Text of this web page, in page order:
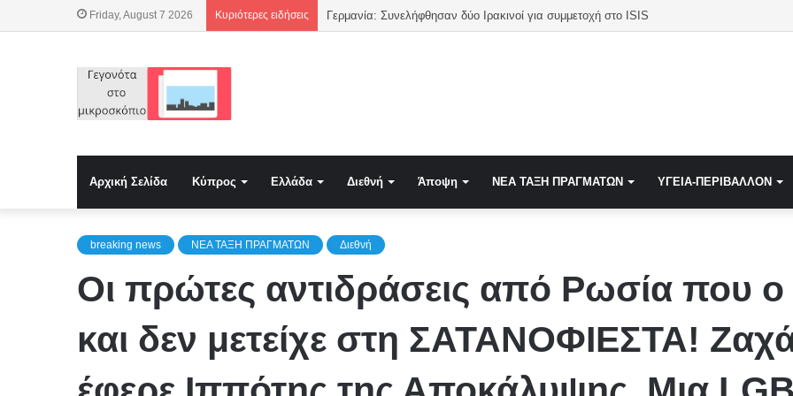
Friday, August 7 2026 Κυριότερες ειδήσεις Γερμανία: Συνελήφθησαν δύο Ιρακινοί για συμμετοχή στο ISIS
Αρχική Σελίδα Κύπρος Ελλάδα Διεθνή Άποψη NEA TAΞΗ ΠΡΑΓΜΑΤΩΝ ΥΓΕΙΑ-ΠΕΡΙΒΑΛΛΟΝ
breaking news NEA TAΞΗ ΠΡΑΓΜΑΤΩΝ Διεθνή
Οι πρώτες αντιδράσεις από Ρωσία που
και δεν μετείχε στη ΣΑΤΑΝΟΦΙΕΣΤΑ!